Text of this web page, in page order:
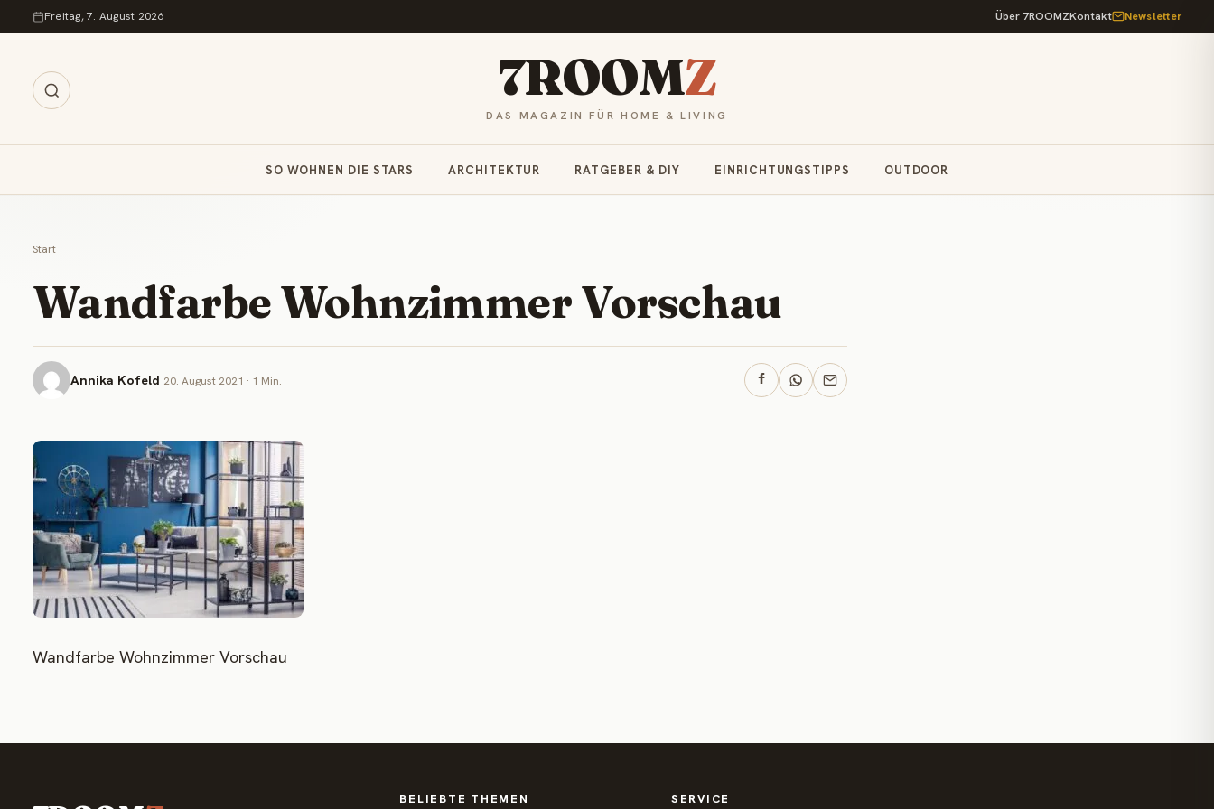
Zum Inhalt springen
Freitag, 7. August 2026 Über 7ROOMZKontakt Newsletter
7ROOMZ
DAS MAGAZIN FÜR HOME & LIVING
SO WOHNEN DIE STARS ARCHITEKTUR RATGEBER & DIY EINRICHTUNGSTIPPS OUTDOOR
Start
Wandfarbe Wohnzimmer Vorschau
Annika Kofeld 20. August 2021 · 1 Min.
Wandfarbe Wohnzimmer Vorschau
BELIEBTE THEMEN SERVICE